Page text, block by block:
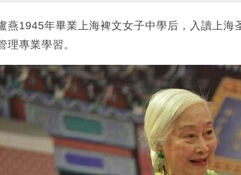
燕1945年畢業上海裨文女子中學后，入讀上
理專業學習。